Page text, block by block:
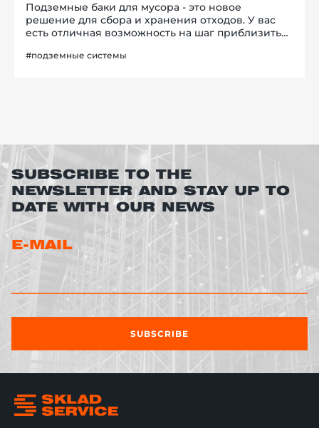
Подземные баки для мусора - это новое
решение для сбора и хранения отходов. У вас
есть отличная возможность на шаг приблизиться
давно использует подземный вид мусорок
#подземные системы
SUBSCRIBE TO THE
NEWSLETTER AND STAY UP TO
DATE WITH OUR NEWS
E-MAIL
SUBSCRIBE